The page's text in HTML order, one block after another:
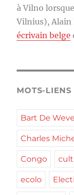
à Vilno
Vilnius), Alain
écrivain belge
MOTS-LIENS
Bart De
Charles
Congo
ecolo